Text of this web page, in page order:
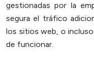
gestionadas por la
segura el tráfico
los sitios web, o
de funcionar.